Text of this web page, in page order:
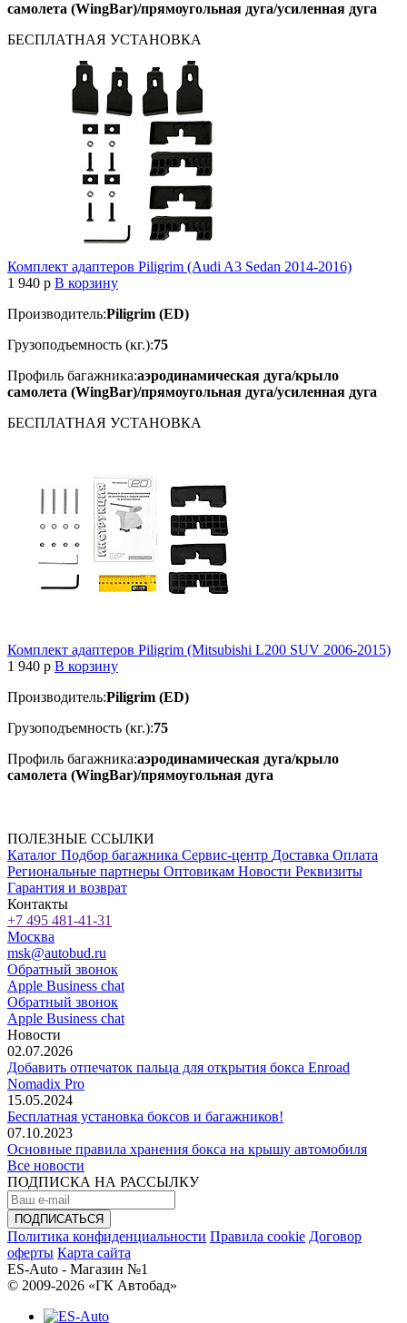
самолета (WingBar)/прямоугольная дуга/усиленная дуга
БЕСПЛАТНАЯ УСТАНОВКА
Комплект адаптеров Piligrim (Audi A3 Sedan 2014-2016)
1 940 p В корзину
Производитель:Piligrim (ED)
Грузоподъемность (кг.):75
Профиль багажника:аэродинамическая дуга/крыло
самолета (WingBar)/прямоугольная дуга/усиленная дуга
БЕСПЛАТНАЯ УСТАНОВКА
Комплект адаптеров Piligrim (Mitsubishi L200 SUV 2006-2015)
1 940 p В корзину
Производитель:Piligrim (ED)
Грузоподъемность (кг.):75
Профиль багажника:аэродинамическая дуга/крыло
самолета (WingBar)/прямоугольная дуга
ПОЛЕЗНЫЕ ССЫЛКИ
Каталог Подбор багажника Сервис-центр Доставка Оплата
Региональные партнеры Оптовикам Новости Реквизиты
Гарантия и возврат
Контакты
+7 495 481-41-31
Москва
msk@autobud.ru
Обратный звонок
Apple Business chat
Обратный звонок
Apple Business chat
Новости
02.07.2026
Добавить отпечаток пальца для открытия бокса Enroad
Nomadix Pro
15.05.2024
Бесплатная установка боксов и багажников!
07.10.2023
Основные правила хранения бокса на крышу автомобиля
Все новости
ПОДПИСКА НА РАССЫЛКУ
Политика конфиденциальности Правила cookie Договор
оферты Карта сайта
ES-Auto - Магазин №1
© 2009-2026 «ГК Автобад»